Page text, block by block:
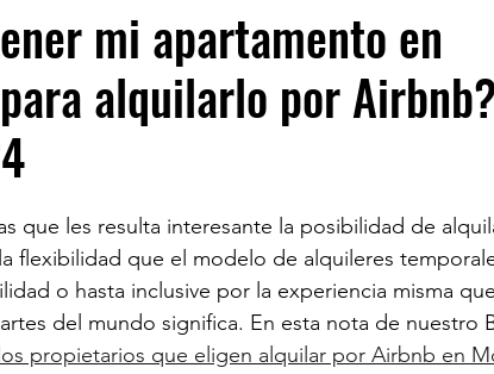
mi apartamento en
alquilarlo por
que les resulta interesante la posibilidad de
flexibilidad que el modelo de alquileres
o hasta inclusive por la experiencia misma
del mundo significa. En esta nota de nuestro
propietarios que eligen alquilar por Airbnb en